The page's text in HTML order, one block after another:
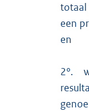
totaal
een
en
2°.